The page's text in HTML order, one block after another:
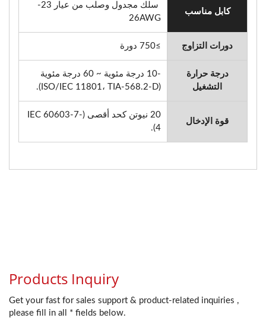
كابل مناسب
سلك مجدول وصلب من عيار 23-
26AWG
دورات التزاوج ≥750 دورة
درجة حرارة
التشغيل
-10 درجة مئوية ~ 60 درجة مئوية
(ISO/IEC 11801، TIA-568.2-D).
قوة الإدخال
20 نيوتن كحد أقصى (IEC 60603-7-
4).